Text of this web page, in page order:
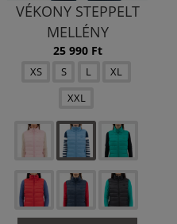
VÉKONY STEPPELT
MELLÉNY
25 990 Ft
XS S L
XL
XXL